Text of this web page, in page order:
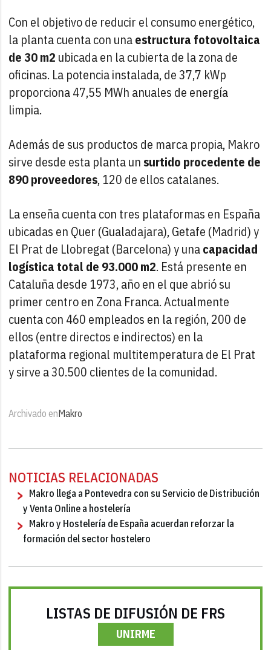
Con el objetivo de reducir el consumo energético,
la planta cuenta con unaestructura fotovoltaica
de 30 m2 ubicada en la cubierta de la zona de
oficinas. La potencia instalada, de 37,7 kWp
proporciona 47,55 MWh anuales de energía
limpia.
Además de sus productos de marca propia, Makro
sirve desde esta planta un surtido procedente de
890 proveedores, 120 de ellos catalanes.
La enseña cuenta con tres plataformas en España
ubicadas en Quer (Gualadajara), Getafe (Madrid) y
El Prat de Llobregat (Barcelona) y unacapacidad
logística total de 93.000 m2. Está presente en
Cataluña desde 1973, año en el que abrió su
primer centro en Zona Franca. Actualmente
cuenta con 460 empleados en la región, 200 de
ellos (entre directos e indirectos) en la
plataforma regional multitemperatura de El Prat
y sirve a 30.500 clientes de la comunidad.
Archivado enMakro
NOTICIAS RELACIONADAS
Makro llega a Pontevedra con su Servicio de Distribución
y Venta Online a hostelería
Makro y Hostelería de España acuerdan reforzar la
formación del sector hostelero
LISTAS DE DIFUSIÓN DE FRS
UNIRME